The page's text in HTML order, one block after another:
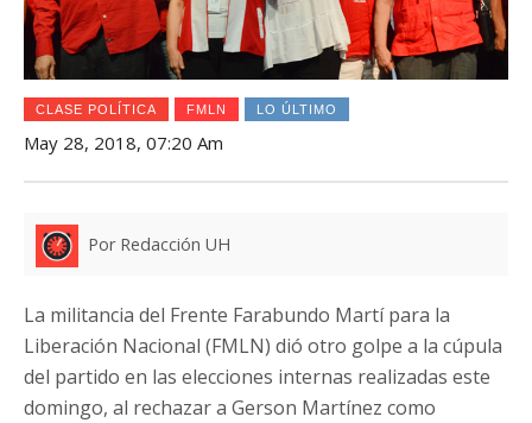
CLASE POLÍTICA FMLN LO ÚLTIMO
May 28, 2018, 07:20 Am
Por Redacción UH
La militancia del Frente Farabundo Martí para la
Liberación Nacional (FMLN) dió otro golpe a la cúpula
del partido en las elecciones internas realizadas este
domingo, al rechazar a Gerson Martínez como